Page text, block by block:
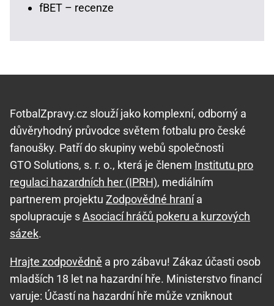
fBET – recenze
FotbalZpravy.cz slouží jako komplexní, odborný a
důvěryhodný průvodce světem fotbalu pro české
fanoušky. Patří do skupiny webů společnosti
GTO Solutions, s. r. o., která je členem Institutu pro
regulaci hazardních her (IPRH), mediálním
partnerem projektu Zodpovědné hranía
spolupracuje sAsociací hráčů pokeru a kurzových
sázek.
Hrajte zodpovědně a pro zábavu! Zákaz účasti osob
mladších 18 let na hazardní hře. Ministerstvo financí
varuje: Účastí na hazardní hře může vzniknout